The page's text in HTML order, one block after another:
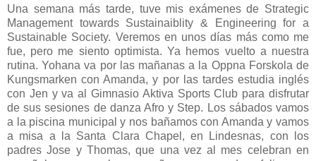
Una semana más tarde, tuve mis exámenes de Strategic
Management towards Sustainaiblity & Engineering for a
Sustainable Society. Veremos en unos días más como me
fue, pero me siento optimista. Ya hemos vuelto a nuestra
rutina. Yohana va por las mañanas a la Oppna Forskola de
Kungsmarken con Amanda, y por las tardes estudia inglés
con Jen y va al Gimnasio Aktiva Sports Club para disfrutar
de sus sesiones de danza Afro y Step. Los sábados vamos
a la piscina municipal y nos bañamos con Amanda y vamos
a misa a la Santa Clara Chapel, en Lindesnas, con los
padres Jose y Thomas, que una vez al mes celebran en